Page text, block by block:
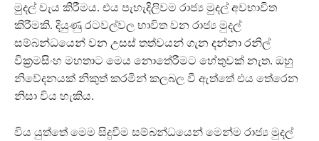
මුදල් වැය කිරීමය. එය පැහැදිලිවම රාජ්‍ය මුදල් අවභාවිත
කිරීමකි. දියුණු රටවල්වල භාවිත වන රාජ්‍ය මුදල්
සම්බන්ධයෙන් වන උසස් තත්වයන් ගැන දන්නා රනිල්
වික්‍රමසිංහ මහතාට මෙය නොතේරීමට හේතුවක් නැත. ඔහු
නිවේදනයක් නිකුත් කරමින් කලබල වී ඇත්තේ එය තේරෙන
නිසා විය හැකිය.
විය යුත්තේ මෙම සිදුවීම සම්බන්ධයෙන් මෙන්ම රාජ්‍ය මුදල්